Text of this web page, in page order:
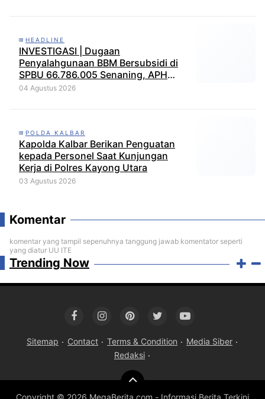
HEADLINE
INVESTIGASI | Dugaan
Penyalahgunaan BBM Bersubsidi di
SPBU 66.786.005 Senaning, APH
Jangan Tutup Mata, BPH Migas
04 Agustus 2026
POLDA KALBAR
Kapolda Kalbar Berikan Penguatan
kepada Personel Saat Kunjungan
Kerja di Polres Kayong Utara
03 Agustus 2026
Komentar
komentar yang tampil sepenuhnya tanggung jawab komentator seperti
yang diatur UU ITE
Trending Now
Sitemap Contact Terms & Condition
Media Siber
Redaksi
Copyright © 2026 MegaBerita.com - Informasi Berita Terkini